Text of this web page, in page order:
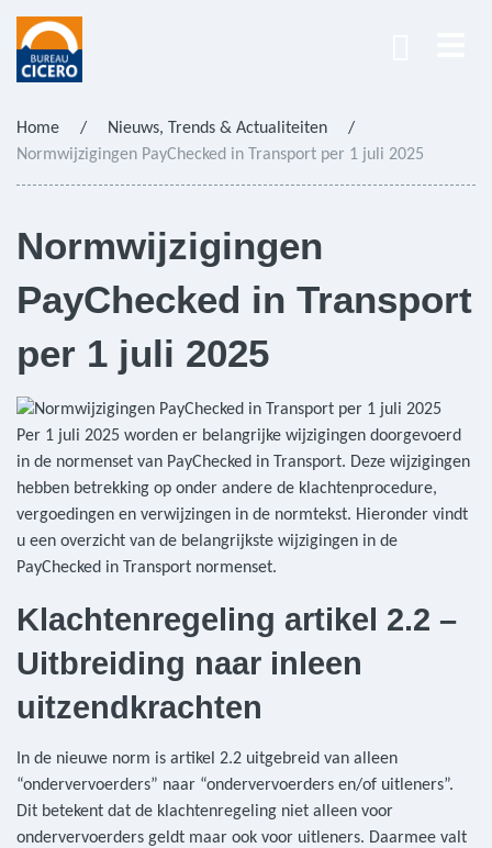
Home / Nieuws, Trends & Actualiteiten
/
Normwijzigingen PayChecked in Transport per 1 juli 2025
Normwijzigingen
PayChecked in Transport
per 1 juli 2025
Per 1 juli 2025 worden er belangrijke wijzigingen doorgevoerd
in de normenset van PayChecked in Transport. Deze wijzigingen
hebben betrekking op onder andere de klachtenprocedure,
vergoedingen en verwijzingen in de normtekst. Hieronder vindt
u een overzicht van de belangrijkste wijzigingen in de
PayChecked in Transport normenset.
Klachtenregeling artikel 2.2 –
Uitbreiding naar inleen
uitzendkrachten
In de nieuwe norm is artikel 2.2 uitgebreid van alleen
“ondervervoerders” naar “ondervervoerders en/of uitleners”.
Dit betekent dat de klachtenregeling niet alleen voor
ondervervoerders geldt maar ook voor uitleners. Daarmee valt